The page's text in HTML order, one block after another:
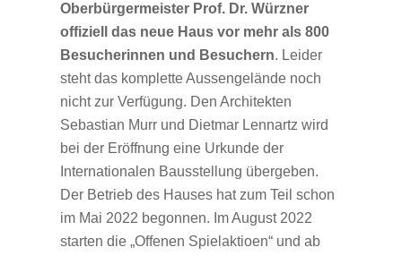
Oberbürgermeister Prof. Dr. Würzner
offiziell das neue Haus vor mehr als 800
Besucherinnen und Besuchern. Leider
steht das komplette Aussengelände noch
nicht zur Verfügung. Den Architekten
Sebastian Murr und Dietmar Lennartz wird
bei der Eröffnung eine Urkunde der
Internationalen Bausstellung übergeben.
Der Betrieb des Hauses hat zum Teil schon
im Mai 2022 begonnen. Im August 2022
starten die „Offenen Spielaktioen“ und ab